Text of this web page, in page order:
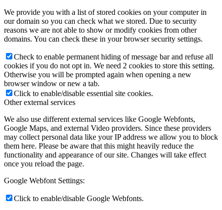
We provide you with a list of stored cookies on your computer in
our domain so you can check what we stored. Due to security
reasons we are not able to show or modify cookies from other
domains. You can check these in your browser security settings.
Check to enable permanent hiding of message bar and refuse all
cookies if you do not opt in. We need 2 cookies to store this setting.
Otherwise you will be prompted again when opening a new
browser window or new a tab.
Click to enable/disable essential site cookies.
Other external services
We also use different external services like Google Webfonts,
Google Maps, and external Video providers. Since these providers
may collect personal data like your IP address we allow you to block
them here. Please be aware that this might heavily reduce the
functionality and appearance of our site. Changes will take effect
once you reload the page.
Google Webfont Settings:
Click to enable/disable Google Webfonts.